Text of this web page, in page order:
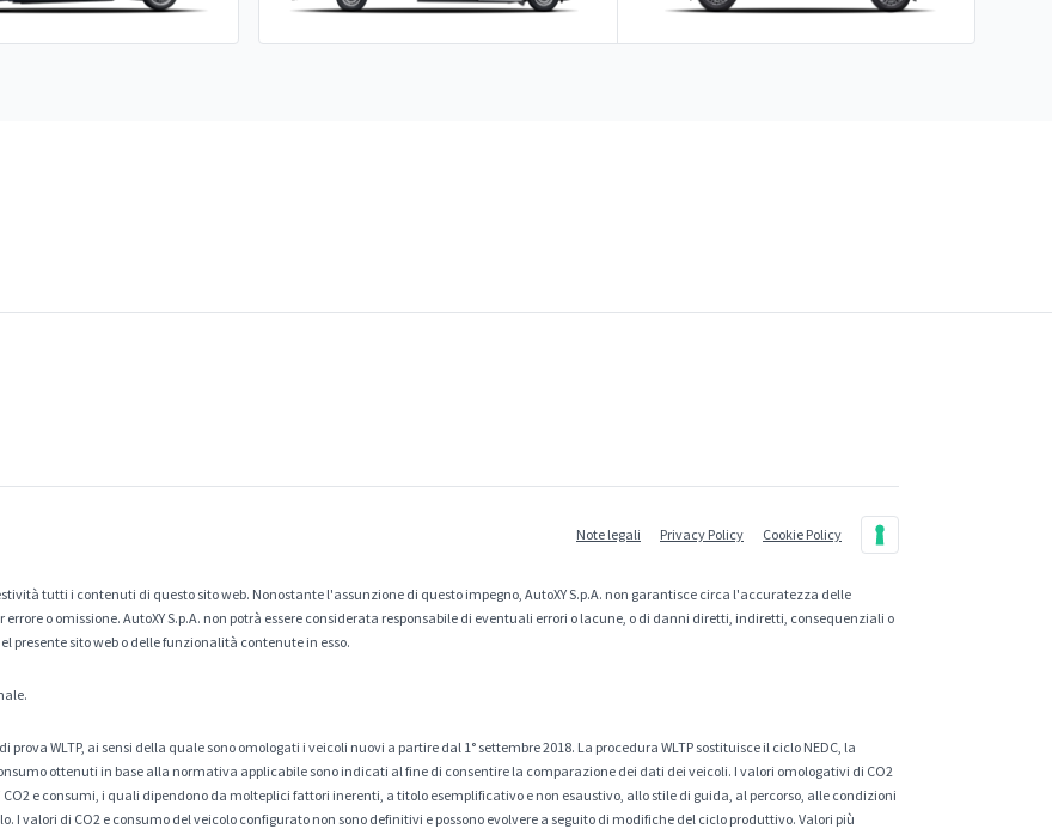
Note legali Privacy Policy Cookie Policy
tutti i contenuti di questo sito web. Nonostante l'assunzione di questo impegno, AutoXY S.p.A. non garantisce circa l'accuratezza delle
o omissione. AutoXY S.p.A. non potrà essere considerata responsabile di eventuali errori o lacune, o di danni diretti, indiretti, consequenziali o
presente sito web o delle funzionalità contenute in esso.
WLTP, ai sensi della quale sono omologati i veicoli nuovi a partire dal 1° settembre 2018. La procedura WLTP sostituisce il ciclo NEDC, la
ottenuti in base alla normativa applicabile sono indicati al fine di consentire la comparazione dei dati dei veicoli. I valori omologativi di CO2
e consumi, i quali dipendono da molteplici fattori inerenti, a titolo esemplificativo e non esaustivo, allo stile di guida, al percorso, alle condizioni
valori di CO2 e consumo del veicolo configurato non sono definitivi e possono evolvere a seguito di modifiche del ciclo produttivo. Valori più